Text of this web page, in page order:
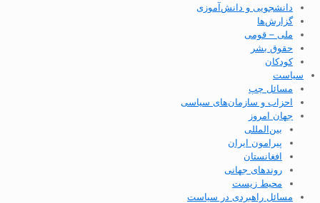
دانشجویی و دانش‌آموزی
گزارش‌ها
ملی – قومی
حقوق بشر
کودکان
سیاست
مسائل چپ
احزاب و سازمان‌های سیاسی
جهان امروز
بین‌المللی
پیرامون ایران
افغانستان
روندهای جهانی
محیط زیست
مسائل راهبردی در سیاست